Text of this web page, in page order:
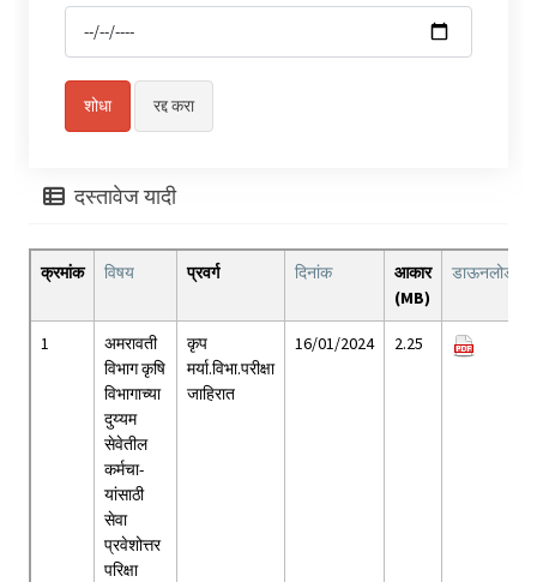
दस्तावेज यादी
क्रमांक विषय प्रवर्ग दिनांक
आकार
(MB)
डाऊनलोड
1
अमरावती
विभाग कृषि
विभागाच्या
दुय्यम
सेवेतील
कर्मचा-
यांसाठी
सेवा
प्रवेशोत्तर
परिक्षा
कृप
मर्या.विभा.परीक्षा
जाहिरात
16/01/2024 2.25